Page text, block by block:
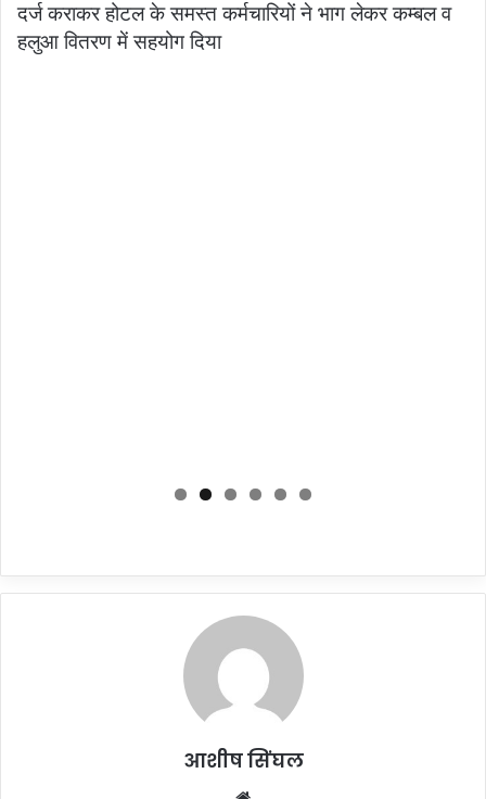
दर्ज कराकर होटल के समस्त कर्मचारियों ने भाग लेकर कम्बल व
हलुआ वितरण में सहयोग दिया
आशीष सिंघल